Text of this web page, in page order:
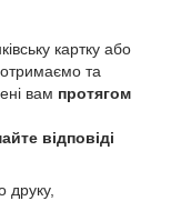
картку або
та
вам протягом
відповіді
друку,